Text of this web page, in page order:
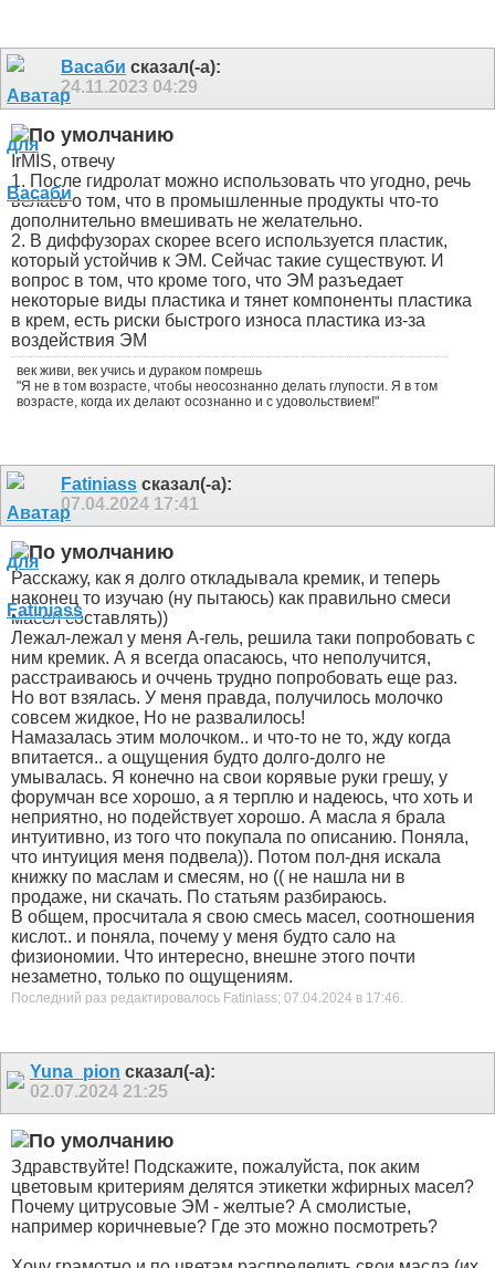
Васаби сказал(-а):
24.11.2023 04:29
IrMIS, отвечу
1. После гидролат можно использовать что угодно, речь
велась о том, что в промышленные продукты что-то
дополнительно вмешивать не желательно.
2. В диффузорах скорее всего используется пластик,
который устойчив к ЭМ. Сейчас такие существуют. И
вопрос в том, что кроме того, что ЭМ разъедает
некоторые виды пластика и тянет компоненты пластика
в крем, есть риски быстрого износа пластика из-за
воздействия ЭМ
век живи, век учись и дураком помрешь
"Я не в том возрасте, чтобы неосознанно делать глупости. Я в том
возрасте, когда их делают осознанно и с удовольствием!"
Fatiniass сказал(-а):
07.04.2024 17:41
Расскажу, как я долго откладывала кремик, и теперь
наконец то изучаю (ну пытаюсь) как правильно смеси
масел составлять))
Лежал-лежал у меня А-гель, решила таки попробовать с
ним кремик. А я всегда опасаюсь, что неполучится,
расстраиваюсь и оччень трудно попробовать еще раз.
Но вот взялась. У меня правда, получилось молочко
совсем жидкое, Но не развалилось!
Намазалась этим молочком.. и что-то не то, жду когда
впитается.. а ощущения будто долго-долго не
умывалась. Я конечно на свои корявые руки грешу, у
форумчан все хорошо, а я терплю и надеюсь, что хоть и
неприятно, но подействует хорошо. А масла я брала
интуитивно, из того что покупала по описанию. Поняла,
что интуиция меня подвела)). Потом пол-дня искала
книжку по маслам и смесям, но (( не нашла ни в
продаже, ни скачать. По статьям разбираюсь.
В общем, просчитала я свою смесь масел, соотношения
кислот.. и поняла, почему у меня будто сало на
физиономии. Что интересно, внешне этого почти
незаметно, только по ощущениям.
Последний раз редактировалось Fatiniass; 07.04.2024 в 17:46.
Yuna_pion сказал(-а):
02.07.2024 21:25
Здравствуйте! Подскажите, пожалуйста, пок аким
цветовым критериям делятся этикетки жфирных масел?
Почему цитрусовые ЭМ - желтые? А смолистые,
например коричневые? Где это можно посмотреть?